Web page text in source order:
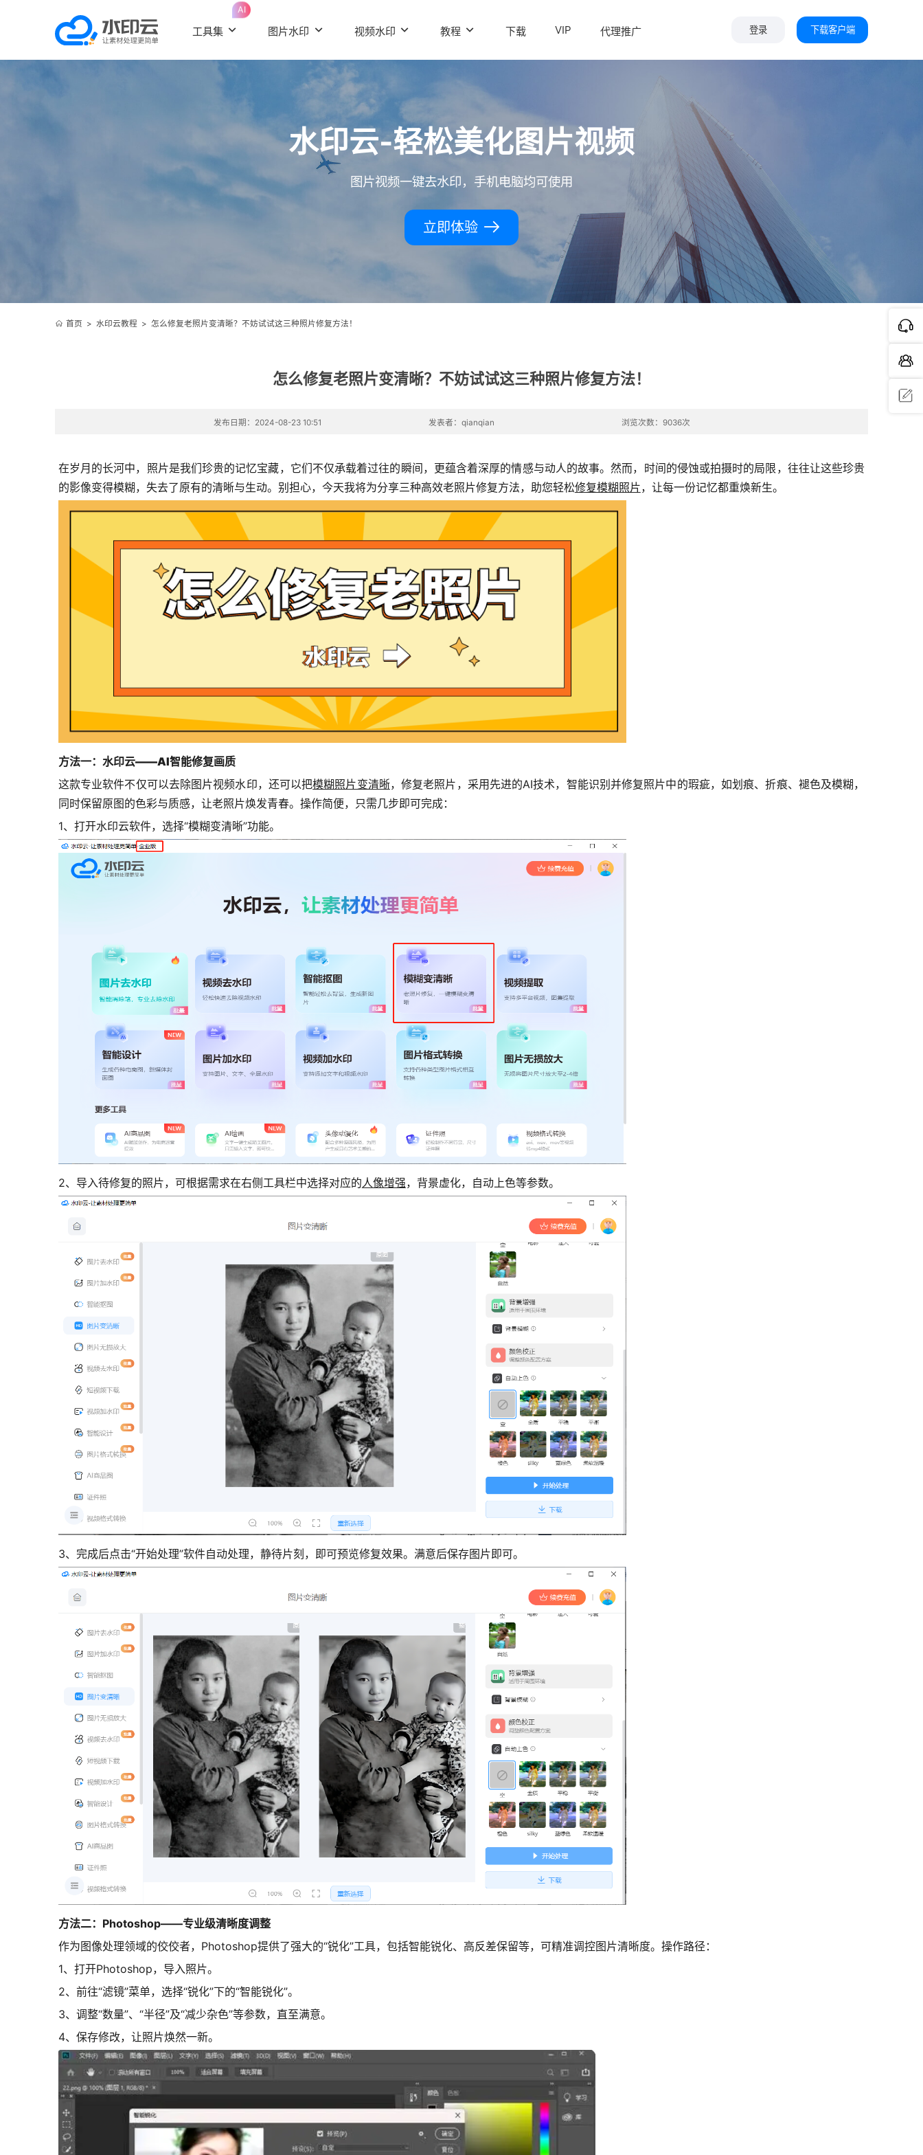
工具集
AI
图片水印 视频水印 教程 下载 VIP 代理推广 登录 下载客户端
水印云-轻松美化图片视频
图片视频一键去水印，手机电脑均可使用
立即体验
首页 > 水印云教程 > 怎么修复老照片变清晰？不妨试试这三种照片修复方法！
怎么修复老照片变清晰？不妨试试这三种照片修复方法！
发布日期：2024-08-23 10:51 发表者：qianqian 浏览次数：9036次
在岁月的长河中，照片是我们珍贵的记忆宝藏，它们不仅承载着过往的瞬间，更蕴含着深厚的情感与动人的故事。然而，时间的侵蚀或拍摄时的局限，往往让这些珍贵
的影像变得模糊，失去了原有的清晰与生动。别担心，今天我将为分享三种高效老照片修复方法，助您轻松修复模糊照片，让每一份记忆都重焕新生。
方法一：水印云——AI智能修复画质
这款专业软件不仅可以去除图片视频水印，还可以把模糊照片变清晰，修复老照片，采用先进的AI技术，智能识别并修复照片中的瑕疵，如划痕、折痕、褪色及模糊，
同时保留原图的色彩与质感，让老照片焕发青春。操作简便，只需几步即可完成：
1、打开水印云软件，选择“模糊变清晰”功能。
2、导入待修复的照片，可根据需求在右侧工具栏中选择对应的人像增强，背景虚化，自动上色等参数。
3、完成后点击“开始处理”软件自动处理，静待片刻，即可预览修复效果。满意后保存图片即可。
方法二：Photoshop——专业级清晰度调整
作为图像处理领域的佼佼者，Photoshop提供了强大的“锐化”工具，包括智能锐化、高反差保留等，可精准调控图片清晰度。操作路径：
1、打开Photoshop，导入照片。
2、前往“滤镜”菜单，选择“锐化”下的“智能锐化”。
3、调整“数量”、“半径”及“减少杂色”等参数，直至满意。
4、保存修改，让照片焕然一新。